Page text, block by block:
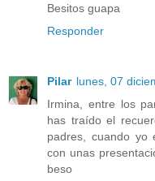
Besitos guapa
Responder
Pilar lunes, 07
Irmina, entre los
has traído el
padres, cuando yo
con unas
beso